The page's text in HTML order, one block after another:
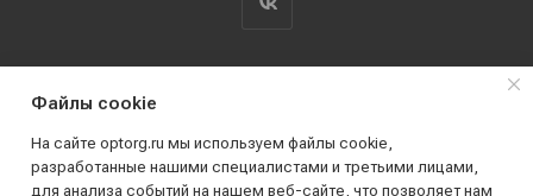
Файлы cookie
На сайте optorg.ru мы используем файлы cookie,
разработанные нашими специалистами и третьими лицами,
для анализа событий на нашем веб-сайте, что позволяет нам